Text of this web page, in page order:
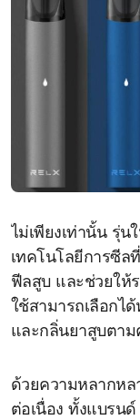
ไม่เพียงเท่านั้น รุ่น
เทคโนโลยีการซีล
ฟีลสูบ และช่วยให้
ใช้สามารถเลือกไ
และกลิ่นยาสูบตา
ด้วยความหลากห
ต่อเนื่อง ทั้งแบรนด์